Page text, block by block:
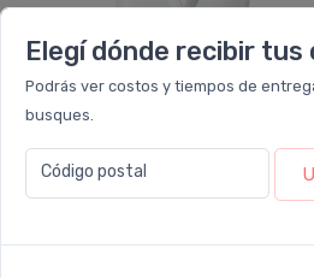
Elegí dónde recibir tus
Podrás ver costos y tiempos de
busques.
Código postal